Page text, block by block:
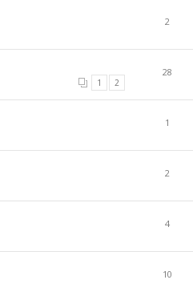
2
1 2
28
1
2
4
10